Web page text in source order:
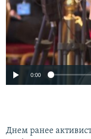
No media
0:00
Днем ранее